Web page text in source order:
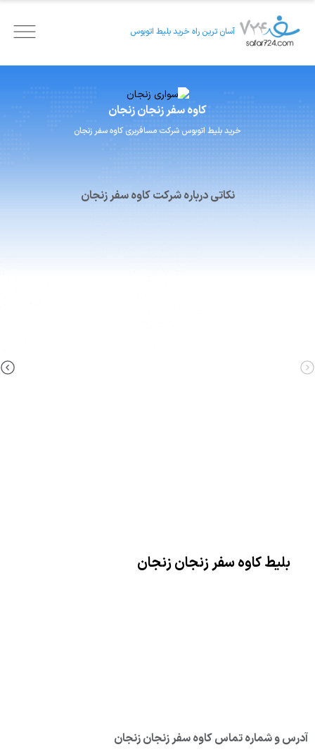
آسان ترین راه خرید بلیط اتوبوس
کاوه سفر زنجان زنجان
خرید بلیط اتوبوس شرکت مسافربری کاوه سفر زنجان
نکاتی درباره شرکت کاوه سفر زنجان
بلیط کاوه سفر زنجان زنجان
آدرس و شماره تماس کاوه سفر زنجان زنجان